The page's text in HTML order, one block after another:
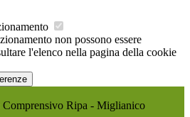
non possono essere
l'elenco nella pagina della cookie
Comprensivo Ripa - Miglianico